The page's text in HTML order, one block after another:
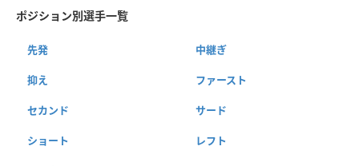
ポジション別選手一覧
先発 中継ぎ
抑え ファースト
セカンド サード
ショート レフト